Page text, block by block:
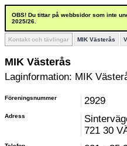
OBS! Du tittar på webbsidor som inte
2025/26.
Kontakt och tävlingar MIK Västerås
MIK Västerås
Laginformation: MIK
Föreningsnummer 2929
Adress
721 30